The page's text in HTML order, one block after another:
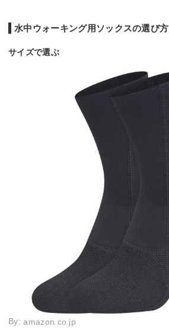
水中ウォーキング用ソックスの選び方
サイズで選ぶ
By:amazon.co.jp